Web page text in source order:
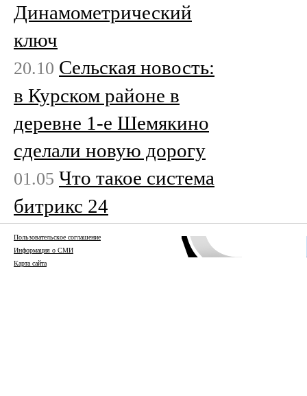
Динамометрический
ключ
20.10 Сельская новость:
в Курском районе в
деревне 1-е Шемякино
сделали новую дорогу
01.05 Что такое система
битрикс 24
Пользовательское соглашение
Информация о СМИ
Карта сайта